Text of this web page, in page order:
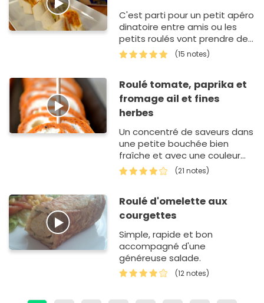
C'est parti pour un petit apéro
dinatoire entre amis ou les
petits roulés vont prendre des
accents très iodés.
(15 notes)
Roulé tomate, paprika et
fromage ail et fines
herbes
Un concentré de saveurs dans
une petite bouchée bien
fraîche et avec une couleur
qui ne passe pas inaperçue
sur la table !
(21 notes)
Roulé d'omelette aux
courgettes
Simple, rapide et bon
accompagné d'une
généreuse salade.
(12 notes)